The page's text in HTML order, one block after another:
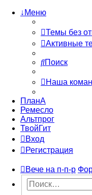
↓Меню
Темы без
Активные
Поиск
Наша
ПланА
Ремесло
Альтпрог
ТвойГит
Вход
Регистрация
Вече на п-п-р